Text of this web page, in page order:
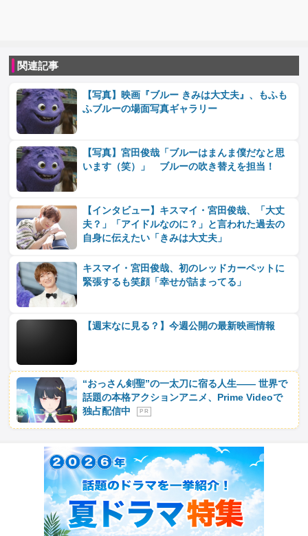
関連記事
【写真】映画『ブルー きみは大丈夫』、もふも
ふブルーの場面写真ギャラリー
【写真】宮田俊哉「ブルーはまんま僕だなと思
います（笑）」 ブルーの吹き替えを担当！
【インタビュー】キスマイ・宮田俊哉、「大丈
夫？」「アイドルなのに？」と言われた過去の
自身に伝えたい「きみは大丈夫」
キスマイ・宮田俊哉、初のレッドカーペットに
緊張するも笑顔「幸せが詰まってる」
【週末なに見る？】今週公開の最新映画情報
“おっさん剣聖”の一太刀に宿る人生―― 世界で
話題の本格アクションアニメ、Prime Videoで
独占配信中
P R